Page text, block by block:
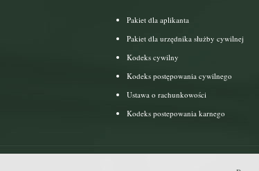
Pakiet dla aplikanta
Pakiet dla urzędnika służby cywilnej
Kodeks cywilny
Kodeks postępowania cywilnego
Ustawa o rachunkowości
Kodeks postepowania karnego